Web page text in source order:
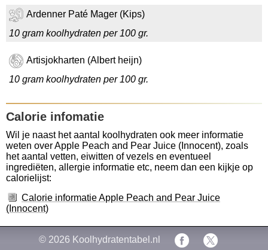
Ardenner Paté Mager (Kips)
10 gram koolhydraten per 100 gr.
Artisjokharten (Albert heijn)
10 gram koolhydraten per 100 gr.
Calorie infomatie
Wil je naast het aantal koolhydraten ook meer informatie
weten over Apple Peach and Pear Juice (Innocent), zoals
het aantal vetten, eiwitten of vezels en eventueel
ingrediëten, allergie informatie etc, neem dan een kijkje op
calorielijst:
Calorie informatie Apple Peach and Pear Juice
(Innocent)
© 2026 Koolhydratentabel.nl